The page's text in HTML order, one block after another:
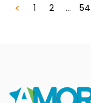
1 2 ... 54